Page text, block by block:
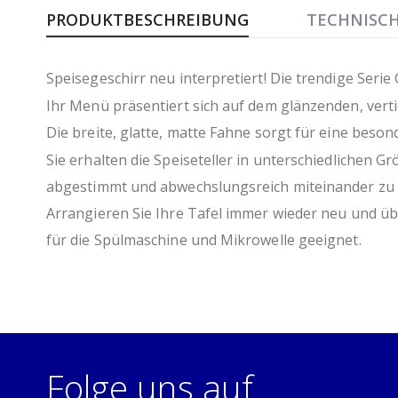
der
Bildergalerie
PRODUKTBESCHREIBUNG
Speisegeschirr neu interpretiert! Die trendige
Ihr Menü präsentiert sich auf dem glänzenden,
Die breite, glatte, matte Fahne sorgt für eine
Sie erhalten die Speiseteller in unterschiedlichen
abgestimmt und abwechslungsreich miteinander
Arrangieren Sie Ihre Tafel immer wieder neu und
für die Spülmaschine und Mikrowelle geeignet.
Folge uns auf